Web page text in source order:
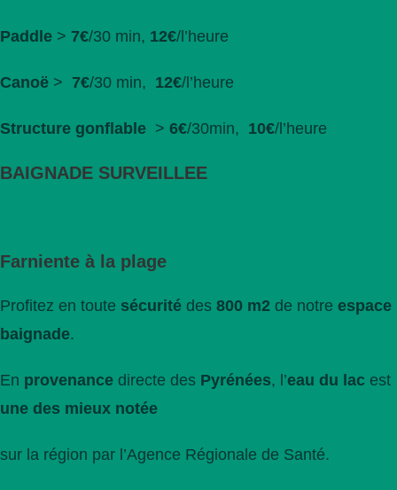
Paddle > 7€/30 min, 12€/l’heure
Canoë > 7€/30 min, 12€/l’heure
Structure gonflable > 6€/30min, 10€/l’heure
BAIGNADE SURVEILLEE
Farniente à la plage
Profitez en toute sécurité des 800 m2 de notre espace
baignade.
En provenance directe des Pyrénées, l’eau du lac est
une des mieux notée
sur la région par l’Agence Régionale de Santé.